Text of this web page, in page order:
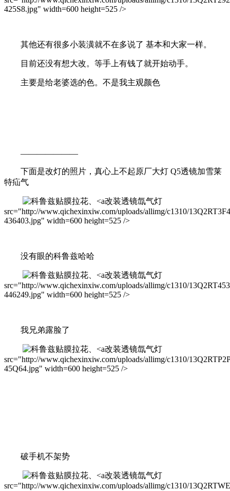
425S8.jpg" width=600 height=525 />
其他还有很多小装潢就不在多说了 基本和大家一样。
目前还没有想大改。等手上有钱了就开始动手。
主要是给老婆选的色。不是我主观颜色
———————
下面是改灯的照片，真心上不起原厂大灯 Q5透镜加雪莱
特疝气
改装透镜氙气灯
src="http://www.qichexinxiw.com/uploads/allimg/c1310/
436403.jpg" width=600 height=525 />
没有眼的科鲁兹哈哈
改装透镜氙气灯
src="http://www.qichexinxiw.com/uploads/allimg/c1310/
446249.jpg" width=600 height=525 />
我兄弟露脸了
改装透镜氙气灯
src="http://www.qichexinxiw.com/uploads/allimg/c1310/
45Q64.jpg" width=600 height=525 />
破手机不架势
改装透镜氙气灯
src="http://www.qichexinxiw.com/uploads/allimg/c1310/